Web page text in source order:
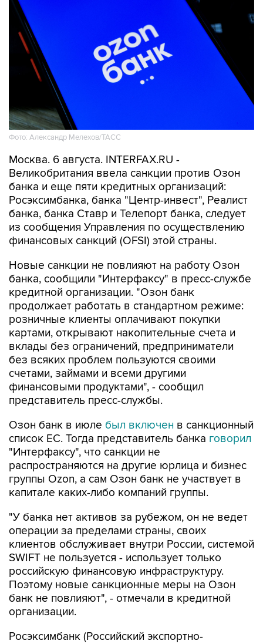
Фото: Александр Мелехов/ТАСС
Москва. 6 августа. INTERFAX.RU -
Великобритания ввела санкции против Озон
банка и еще пяти кредитных организаций:
Росэксимбанка, банка "Центр-инвест", Реалист
банка, банка Ставр и Телепорт банка, следует
из сообщения Управления по осуществлению
финансовых санкций (OFSI) этой страны.
Новые санкции не повлияют на работу Озон
банка, сообщили "Интерфаксу" в пресс-службе
кредитной организации. "Озон банк
продолжает работать в стандартном режиме:
розничные клиенты оплачивают покупки
картами, открывают накопительные счета и
вклады без ограничений, предприниматели
без всяких проблем пользуются своими
счетами, займами и всеми другими
финансовыми продуктами", - сообщил
представитель пресс-службы.
Озон банк в июле был включен в санкционный
список ЕС. Тогда представитель банка говорил
"Интерфаксу", что санкции не
распространяются на другие юрлица и бизнес
группы Ozon, а сам Озон банк не участвует в
капитале каких-либо компаний группы.
"У банка нет активов за рубежом, он не ведет
операции за пределами страны, своих
клиентов обслуживает внутри России, системой
SWIFT не пользуется - использует только
российскую финансовую инфраструктуру.
Поэтому новые санкционные меры на Озон
банк не повлияют", - отмечали в кредитной
организации.
Росэксимбанк (Российский экспортно-